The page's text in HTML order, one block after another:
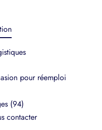
pour réemploi
(94)
contacter